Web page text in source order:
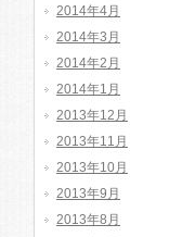
2014年4月
2014年3月
2014年2月
2014年1月
2013年12月
2013年11月
2013年10月
2013年9月
2013年8月